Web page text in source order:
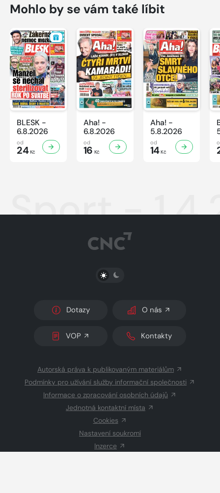
Mohlo by se vám také líbit
BLESK -
6.8.2026
od
24Kč
Aha! -
6.8.2026
od
16 Kč
Aha! -
5.8.2026
od
14Kč
Sport -
PŘEPNOUT SVĚTLÝ/TMAVÝ REŽIM
Dotazy O nás
VOP Kontakty
Autorská práva k publikovaným materiálům
Podmínky pro užívání služby informační společnosti
Informace o zpracování osobních údajů
Jednotná kontaktní místa
Cookies
Nastavení soukromí
Inzerce